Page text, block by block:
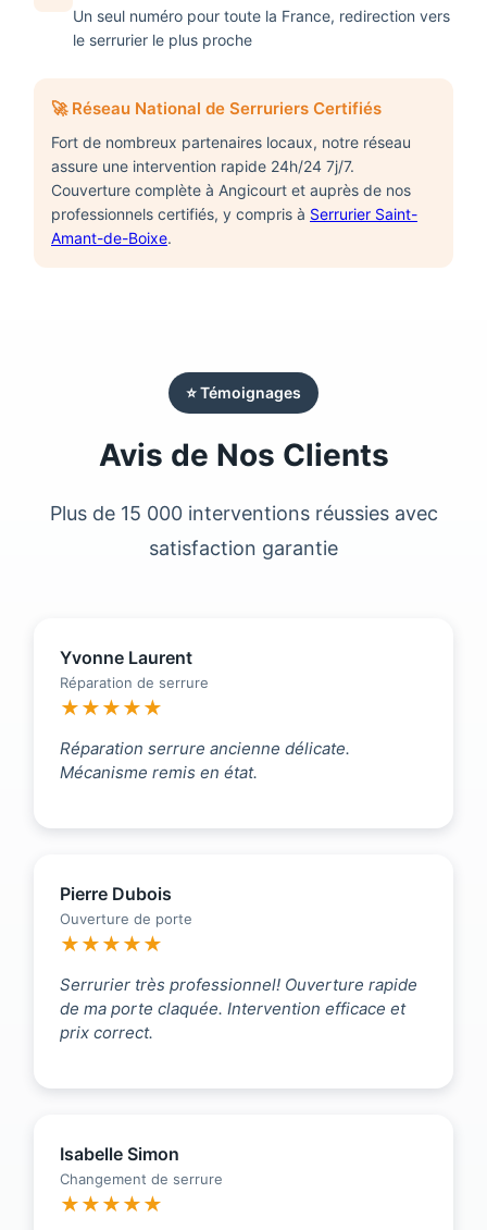
Un seul numéro pour toute la France, redirection vers
le serrurier le plus proche
🚀 Réseau National de Serruriers Certifiés
Fort de nombreux partenaires locaux, notre réseau
assure une intervention rapide 24h/24 7j/7.
Couverture complète à Angicourt et auprès de nos
professionnels certifiés, y compris à Serrurier Saint-
Amant-de-Boixe.
⭐ Témoignages
Avis de Nos Clients
Plus de 15 000 interventions réussies avec
satisfaction garantie
Yvonne Laurent
Réparation de serrure
★★★★★
Réparation serrure ancienne délicate.
Mécanisme remis en état.
Pierre Dubois
Ouverture de porte
★★★★★
Serrurier très professionnel! Ouverture rapide
de ma porte claquée. Intervention efficace et
prix correct.
Isabelle Simon
Changement de serrure
★★★★★